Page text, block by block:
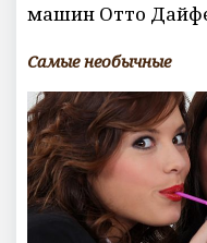
машин Отто
Самые необычные